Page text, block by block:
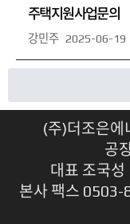
주택지원사업문의
강민주 2025-06-19
(주)더조은
공
대표 조국
본사 팩스